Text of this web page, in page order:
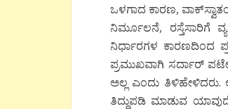
ಒಳಗಾದ ಕಾರಣ,
ನಿರ್ಮೂಲನೆ, ರಸ್ತೆಸಾರಿಗೆ
ನಿರ್ಧಾರಗಳ ಕಾರಣದಿಂದ
ಪ್ರಮುಖವಾಗಿ ಸರ್ದಾರ್
ಅಲ್ಲ ಎಂದು ತಿಳಿಹೇಳಿದರು.
ತಿದ್ದುಪಡಿ ಮಾಡುವ